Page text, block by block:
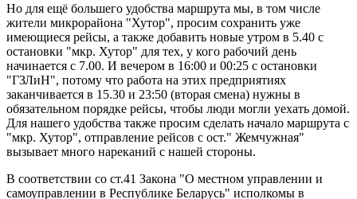
Но для ещё большего удобства маршрута мы, в том числе
жители микрорайона "Хутор", просим сохранить уже
имеющиеся рейсы, а также добавить новые утром в 5.40 с
остановки "мкр. Хутор" для тех, у кого рабочий день
начинается с 7.00. И вечером в 16:00 и 00:25 с остановки
"ГЗЛиН", потому что работа на этих предприятиях
заканчивается в 15.30 и 23:50 (вторая смена) нужны в
обязательном порядке рейсы, чтобы люди могли уехать домой.
Для нашего удобства также просим сделать начало маршрута с
"мкр. Хутор", отправление рейсов с ост." Жемчужная"
вызывает много нареканий с нашей стороны.
В соответствии со ст.41 Закона "О местном управлении и
самоуправлении в Республике Беларусь" исполкомы в